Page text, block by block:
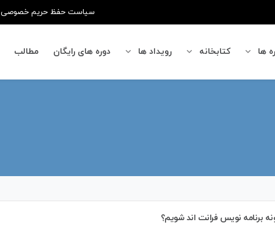
سیاست حفظ حریم خصوصی
ها کتابخانه رویداد ها دوره های رایگان مطالب
برنامه نویس فرانت اند شویم؟